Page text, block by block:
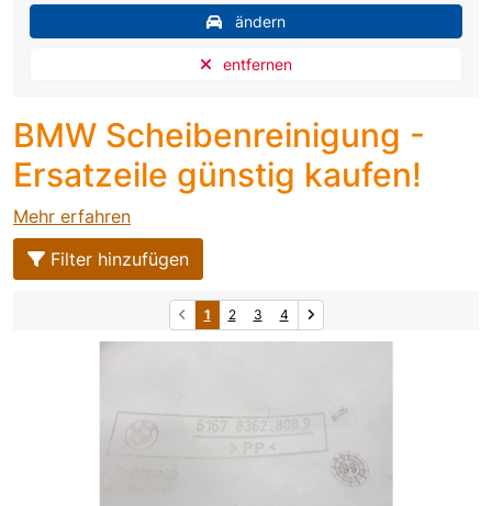
ändern
entfernen
BMW Scheibenreinigung -
Ersatzeile günstig kaufen!
Mehr erfahren
Filter hinzufügen
1 2 3 4